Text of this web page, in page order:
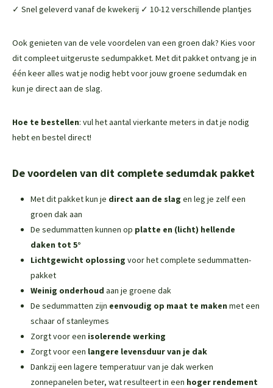
✓ Snel geleverd vanaf de kwekerij ✓ 10-12 verschillende plantjes
Ook genieten van de vele voordelen van een groen dak? Kies voor
dit compleet uitgeruste sedumpakket. Met dit pakket ontvang je in
één keer alles wat je nodig hebt voor jouw groene sedumdak en
kun je direct aan de slag.
Hoe te bestellen: vul het aantal vierkante meters in dat je nodig
hebt en bestel direct!
De voordelen van dit complete sedumdak pakket
Met dit pakket kun je direct aan de slag en leg je zelf een
groen dak aan
De sedummatten kunnen op platte en (licht) hellende
daken tot 5°
Lichtgewicht oplossing voor het complete sedummatten-
pakket
Weinig onderhoud aan je groene dak
De sedummatten zijn eenvoudig op maat te maken met een
schaar of stanleymes
Zorgt voor een isolerende werking
Zorgt voor een langere levensduur van je dak
Dankzij een lagere temperatuur van je dak werken
zonnepanelen beter, wat resulteert in een hoger rendement